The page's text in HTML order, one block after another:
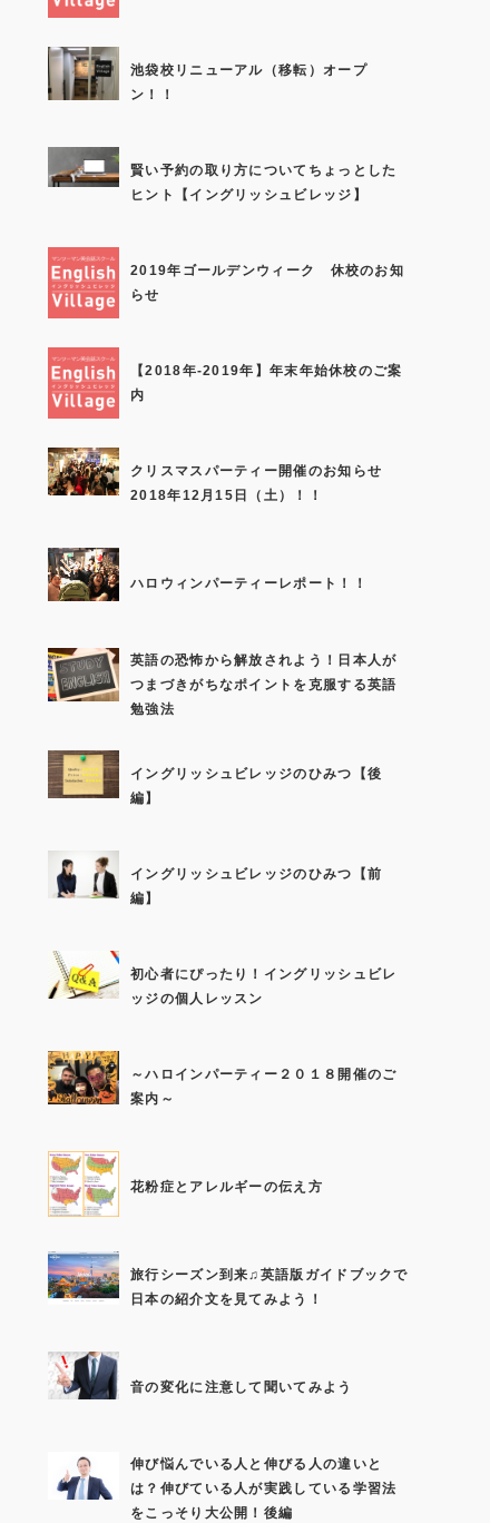
池袋校リニューアル（移転）オープ
ン！！
賢い予約の取り方についてちょっとした
ヒント【イングリッシュビレッジ】
2019年ゴールデンウィーク 休校のお知
らせ
【2018年-2019年】年末年始休校のご案
内
クリスマスパーティー開催のお知らせ
2018年12月15日（土）！！
ハロウィンパーティーレポート！！
英語の恐怖から解放されよう！日本人が
つまづきがちなポイントを克服する英語
勉強法
イングリッシュビレッジのひみつ【後
編】
イングリッシュビレッジのひみつ【前
編】
初心者にぴったり！イングリッシュビレ
ッジの個人レッスン
～ハロインパーティー２０１８開催のご
案内～
花粉症とアレルギーの伝え方
旅行シーズン到来♫英語版ガイドブックで
日本の紹介文を見てみよう！
音の変化に注意して聞いてみよう
伸び悩んでいる人と伸びる人の違いと
は？伸びている人が実践している学習法
をこっそり大公開！後編